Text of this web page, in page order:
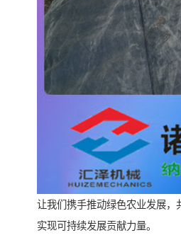
让我们携手推动绿色农业发展，
实现可持续发展贡献力量。